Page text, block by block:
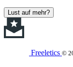
Lust auf mehr?
Freeletics ©